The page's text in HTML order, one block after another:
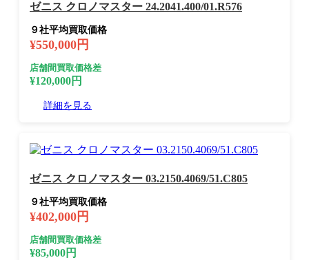
ゼニス クロノマスター 24.2041.400/01.R576
９社平均買取価格
¥550,000円
店舗間買取価格差
¥120,000円
詳細を見る
ゼニス クロノマスター 03.2150.4069/51.C805
９社平均買取価格
¥402,000円
店舗間買取価格差
¥85,000円